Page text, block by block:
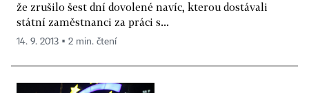
že zrušilo šest dní dovolené navíc, kterou dostávali
státní zaměstnanci za práci s...
14. 9. 2013 ▪ 2 min. čtení